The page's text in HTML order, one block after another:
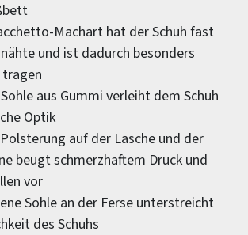
Machart hat der Schuh fast
und ist dadurch besonders
aus Gummi verleiht dem Schuh
Optik
auf der Lasche und der
beugt schmerzhaftem Druck und
vor
Sohle an der Ferse unterstreicht
des Schuhs